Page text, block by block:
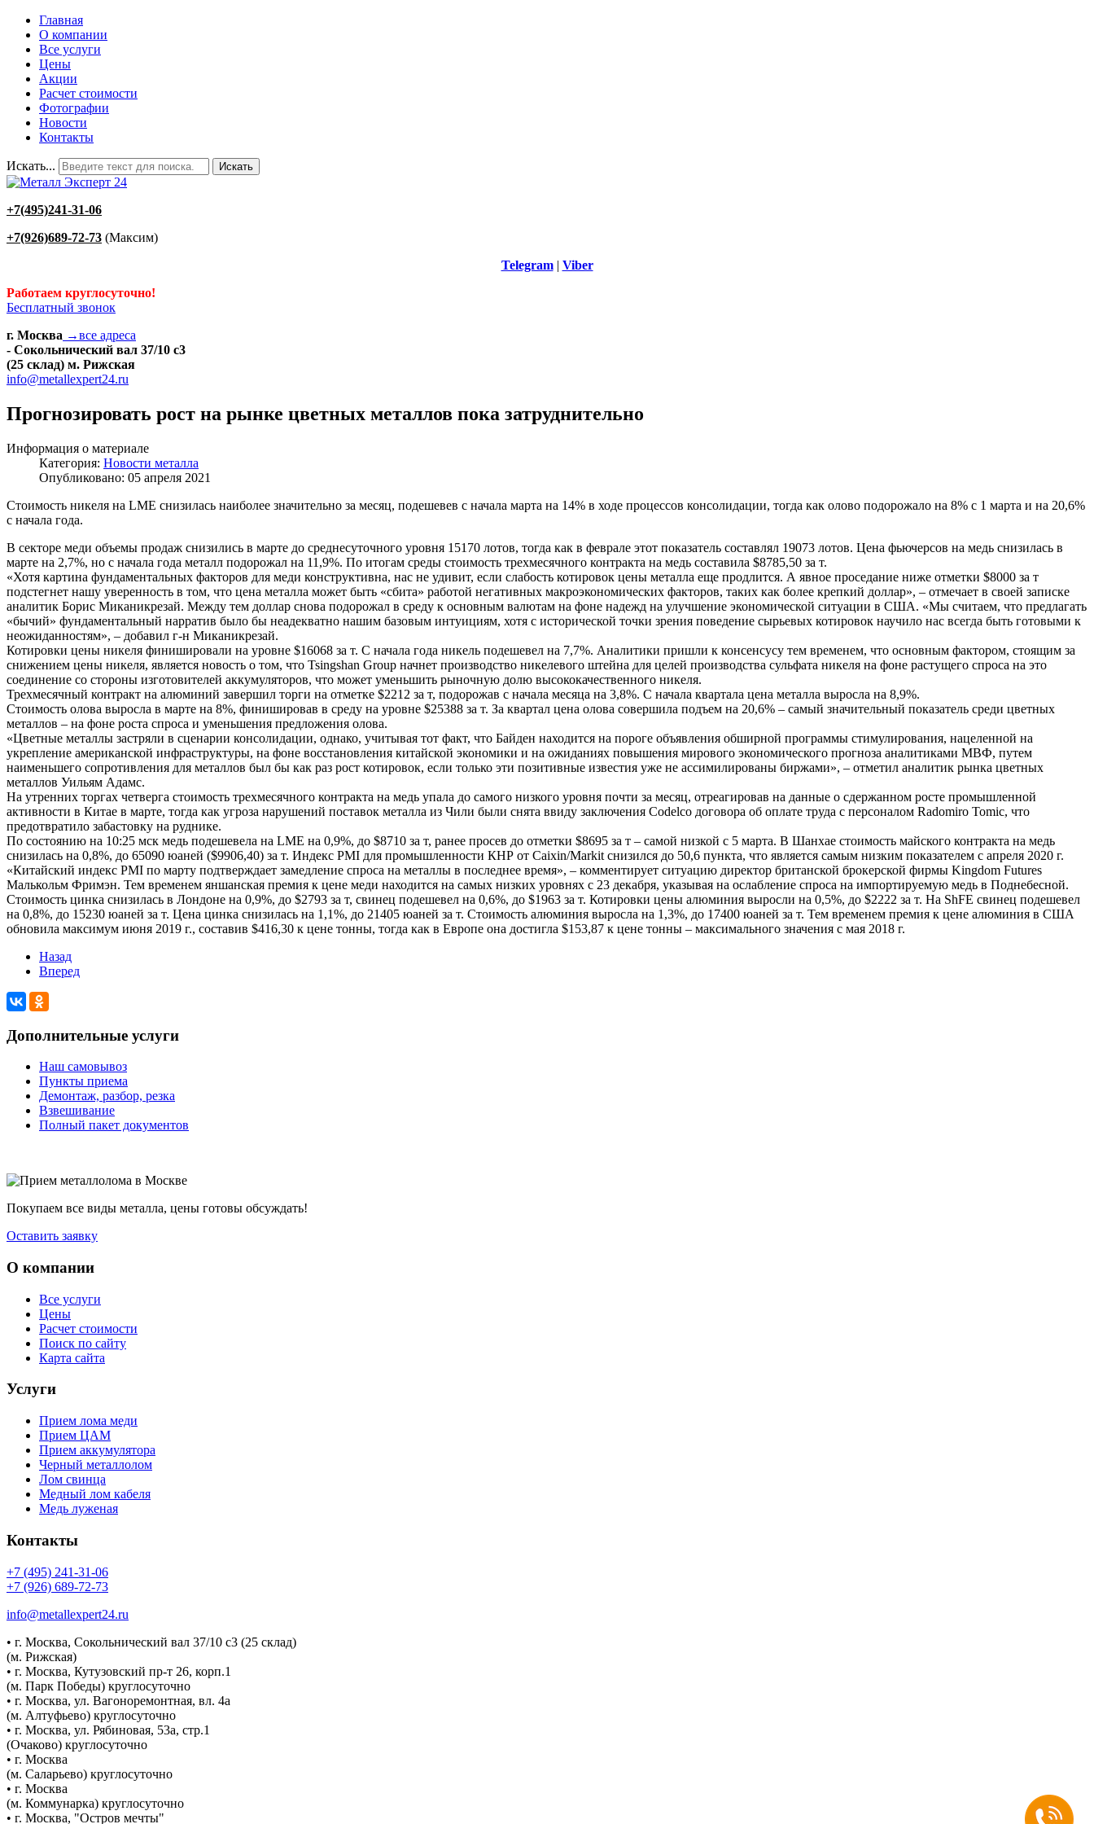
Главная
О компании
Все услуги
Цены
Акции
Расчет стоимости
Фотографии
Новости
Контакты
Искать... Искать
+7(495)241-31-06
+7(926)689-72-73 (Максим)
Telegram| Viber
Работаем круглосуточно!
Бесплатный звонок
г. Москва →все адреса
- Сокольнический вал 37/10 с3
(25 склад) м. Рижская
info@metallexpert24.ru
Прогнозировать рост на рынке цветных металлов пока затруднительно
Информация о материале
Категория: Новости металла
Опубликовано: 05 апреля 2021
Стоимость никеля на LME снизилась наиболее значительно за месяц, подешевев с начала марта на 14% в ходе процессов консолидации, тогда как олово подорожало на 8% с 1 марта и на 20,6%
с начала года.
В секторе меди объемы продаж снизились в марте до среднесуточного уровня 15170 лотов, тогда как в феврале этот показатель составлял 19073 лотов. Цена фьючерсов на медь снизилась в
марте на 2,7%, но с начала года металл подорожал на 11,9%. По итогам среды стоимость трехмесячного контракта на медь составила $8785,50 за т.
«Хотя картина фундаментальных факторов для меди конструктивна, нас не удивит, если слабость котировок цены металла еще продлится. А явное проседание ниже отметки $8000 за т
подстегнет нашу уверенность в том, что цена металла может быть «сбита» работой негативных макроэкономических факторов, таких как более крепкий доллар», – отмечает в своей записке
аналитик Борис Миканикрезай. Между тем доллар снова подорожал в среду к основным валютам на фоне надежд на улучшение экономической ситуации в США. «Мы считаем, что предлагать
«бычий» фундаментальный нарратив было бы неадекватно нашим базовым интуициям, хотя с исторической точки зрения поведение сырьевых котировок научило нас всегда быть готовыми к
неожиданностям», – добавил г-н Миканикрезай.
Котировки цены никеля финишировали на уровне $16068 за т. С начала года никель подешевел на 7,7%. Аналитики пришли к консенсусу тем временем, что основным фактором, стоящим за
снижением цены никеля, является новость о том, что Tsingshan Group начнет производство никелевого штейна для целей производства сульфата никеля на фоне растущего спроса на это
соединение со стороны изготовителей аккумуляторов, что может уменьшить рыночную долю высококачественного никеля.
Трехмесячный контракт на алюминий завершил торги на отметке $2212 за т, подорожав с начала месяца на 3,8%. С начала квартала цена металла выросла на 8,9%.
Стоимость олова выросла в марте на 8%, финишировав в среду на уровне $25388 за т. За квартал цена олова совершила подъем на 20,6% – самый значительный показатель среди цветных
металлов – на фоне роста спроса и уменьшения предложения олова.
«Цветные металлы застряли в сценарии консолидации, однако, учитывая тот факт, что Байден находится на пороге объявления обширной программы стимулирования, нацеленной на
укрепление американской инфраструктуры, на фоне восстановления китайской экономики и на ожиданиях повышения мирового экономического прогноза аналитиками МВФ, путем
наименьшего сопротивления для металлов был бы как раз рост котировок, если только эти позитивные известия уже не ассимилированы биржами», – отметил аналитик рынка цветных
металлов Уильям Адамс.
На утренних торгах четверга стоимость трехмесячного контракта на медь упала до самого низкого уровня почти за месяц, отреагировав на данные о сдержанном росте промышленной
активности в Китае в марте, тогда как угроза нарушений поставок металла из Чили были снята ввиду заключения Codelco договора об оплате труда с персоналом Radomiro Tomic, что
предотвратило забастовку на руднике.
По состоянию на 10:25 мск медь подешевела на LME на 0,9%, до $8710 за т, ранее просев до отметки $8695 за т – самой низкой с 5 марта. В Шанхае стоимость майского контракта на медь
снизилась на 0,8%, до 65090 юаней ($9906,40) за т. Индекс PMI для промышленности КНР от Caixin/Markit снизился до 50,6 пункта, что является самым низким показателем с апреля 2020 г.
«Китайский индекс PMI по марту подтверждает замедление спроса на металлы в последнее время», – комментирует ситуацию директор британской брокерской фирмы Kingdom Futures
Малькольм Фримэн. Тем временем яншанская премия к цене меди находится на самых низких уровнях с 23 декабря, указывая на ослабление спроса на импортируемую медь в Поднебесной.
Стоимость цинка снизилась в Лондоне на 0,9%, до $2793 за т, свинец подешевел на 0,6%, до $1963 за т. Котировки цены алюминия выросли на 0,5%, до $2222 за т. На ShFE свинец подешевел
на 0,8%, до 15230 юаней за т. Цена цинка снизилась на 1,1%, до 21405 юаней за т. Стоимость алюминия выросла на 1,3%, до 17400 юаней за т. Тем временем премия к цене алюминия в США
обновила максимум июня 2019 г., составив $416,30 к цене тонны, тогда как в Европе она достигла $153,87 к цене тонны – максимального значения с мая 2018 г.
Назад
Вперед
Дополнительные услуги
Наш самовывоз
Пункты приема
Демонтаж, разбор, резка
Взвешивание
Полный пакет документов
Покупаем все виды металла, цены готовы обсуждать!
Оставить заявку
О компании
Все услуги
Цены
Расчет стоимости
Поиск по сайту
Карта сайта
Услуги
Прием лома меди
Прием ЦАМ
Прием аккумулятора
Черный металлолом
Лом свинца
Медный лом кабеля
Медь луженая
Контакты
+7 (495) 241-31-06
+7 (926) 689-72-73
info@metallexpert24.ru
• г. Москва, Сокольнический вал 37/10 с3 (25 склад)
(м. Рижская)
• г. Москва, Кутузовский пр-т 26, корп.1
(м. Парк Победы) круглосуточно
• г. Москва, ул. Вагоноремонтная, вл. 4а
(м. Алтуфьево) круглосуточно
• г. Москва, ул. Рябиновая, 53а, стр.1
(Очаково) круглосуточно
• г. Москва
(м. Саларьево) круглосуточно
• г. Москва
(м. Коммунарка) круглосуточно
• г. Москва, "Остров мечты"